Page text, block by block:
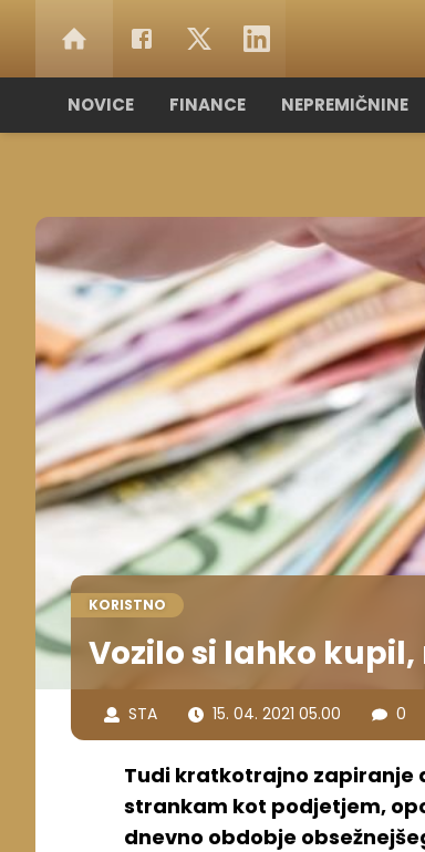
NOVICE FINANCE NEPREMIČNINE
KORISTNO
Vozilo si lahko
STA 15. 04. 2021 05.00 0
Tudi kratkotrajno zapiranje
strankam kot podjetjem,
dnevno obdobje